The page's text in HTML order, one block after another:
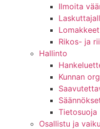
Ilmoita
Lomakkeet
Rikos- ja
Hallinto
Kunnan
Tietosuoja
Osallistu ja